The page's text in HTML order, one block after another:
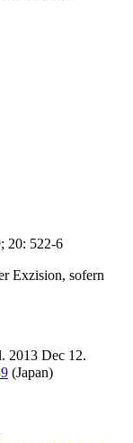
20: 522-6
Exzision, sofern
2013 Dec 12.
(Japan)